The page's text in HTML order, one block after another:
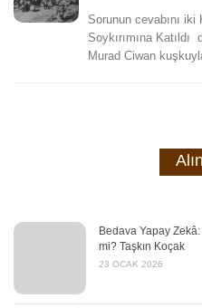
Sorunun cevabını
Soykırımına Katıldı
Murad Ciwan
Bedava Yapay
mi? Taşkın Koçak
23 OCAK 2026